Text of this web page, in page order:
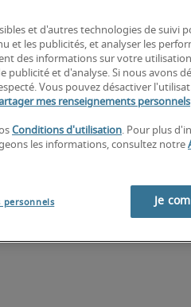
et d'autres technologies de suivi
et les publicités, et analyser les
des informations sur votre
publicité et d'analyse. Si nous avons
Vous pouvez désactiver
mes renseignements personnels
Conditions d'utilisation. Pour plus
les informations, consultez notre
personnels Je